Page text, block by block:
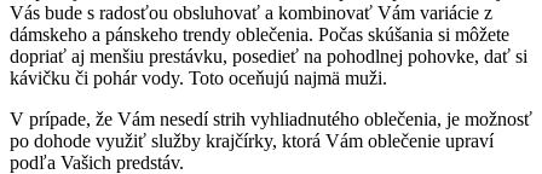
Vás bude s radosťou obsluhovať a kombinovať Vám variácie z
dámskeho a pánskeho trendy oblečenia. Počas skúšania si môžete
dopriať aj menšiu prestávku, posedieť na pohodlnej pohovke, dať si
kávičku či pohár vody. Toto oceňujú najmä muži.
V prípade, že Vám nesedí strih vyhliadnutého oblečenia, je možnosť
po dohode využiť služby krajčírky, ktorá Vám oblečenie upraví
podľa Vašich predstáv.